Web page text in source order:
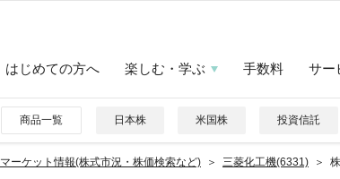
はじめての方へ 楽しむ・学ぶ 手数料 サー
商品一覧 日本株 米国株 投資信託
マーケット情報(株式市況・株価検索など) 三菱化工機(6331)